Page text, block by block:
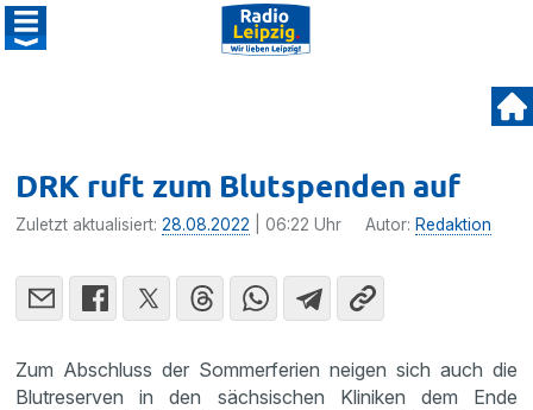
DRK ruft zum Blutspenden auf
Zuletzt aktualisiert:28.08.2022 | 06:22 Uhr Autor: Redaktion
Zum Abschluss der Sommerferien neigen sich auch die
Blutreserven in den sächsischen Kliniken dem Ende